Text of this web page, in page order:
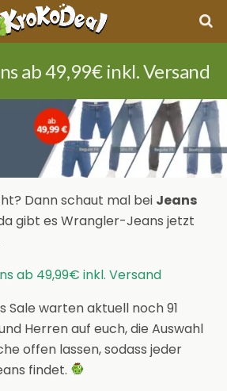
ab 49,99€ inkl. Versand
Dann schaut mal bei Jeans
gibt es Wrangler-Jeans jetzt
ab 49,99€ inkl. Versand
Sale warten aktuell noch 91
Herren auf euch, die Auswahl
offen lassen, sodass jeder
findet.